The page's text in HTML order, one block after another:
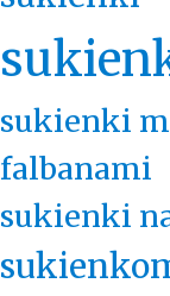
sukienki
falbanami
sukienki